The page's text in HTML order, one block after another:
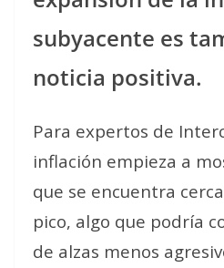
subyacente es
noticia positiva.
Para expertos de
inflación empieza a
que se encuentra
pico, algo que podría
de alzas menos